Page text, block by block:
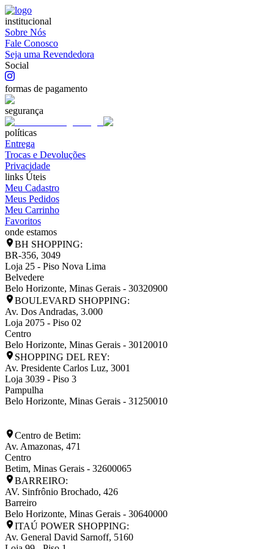
institucional
Sobre Nós
Fale Conosco
Seja uma Revendedora
Social
formas de pagamento
segurança
políticas
Entrega
Trocas e Devoluções
Privacidade
links Úteis
Meu Cadastro
Meus Pedidos
Meu Carrinho
Favoritos
onde estamos
BH SHOPPING:
BR-356, 3049
Loja 25 - Piso Nova Lima
Belvedere
Belo Horizonte, Minas Gerais - 30320900
BOULEVARD SHOPPING:
Av. Dos Andradas, 3.000
Loja 2075 - Piso 02
Centro
Belo Horizonte, Minas Gerais - 30120010
SHOPPING DEL REY:
Av. Presidente Carlos Luz, 3001
Loja 3039 - Piso 3
Pampulha
Belo Horizonte, Minas Gerais - 31250010
Centro de Betim:
Av. Amazonas, 471
Centro
Betim, Minas Gerais - 32600065
BARREIRO:
AV. Sinfrônio Brochado, 426
Barreiro
Belo Horizonte, Minas Gerais - 30640000
ITAÚ POWER SHOPPING:
Av. General David Sarnoff, 5160